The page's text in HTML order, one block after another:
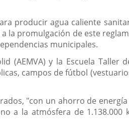
producir agua caliente
la promulgación de este
municipales.
(AEMVA) y la Escuela Taller
campos de fútbol
"con un ahorro de
a la atmósfera de 1.138.000